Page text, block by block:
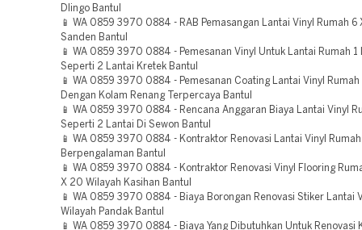
Dlingo Bantul
📱 WA 0859 3970 0884 - RAB Pemasangan Lantai Vinyl Rumah 6
Sanden Bantul
📱 WA 0859 3970 0884 - Pemesanan Vinyl Untuk Lantai Rumah 1
Seperti 2 Lantai Kretek Bantul
📱 WA 0859 3970 0884 - Pemesanan Coating Lantai Vinyl
Dengan Kolam Renang Terpercaya Bantul
📱 WA 0859 3970 0884 - Rencana Anggaran Biaya Lantai Vinyl
Seperti 2 Lantai Di Sewon Bantul
📱 WA 0859 3970 0884 - Kontraktor Renovasi Lantai Vinyl
Berpengalaman Bantul
📱 WA 0859 3970 0884 - Kontraktor Renovasi Vinyl Flooring
X 20 Wilayah Kasihan Bantul
📱 WA 0859 3970 0884 - Biaya Borongan Renovasi Stiker Lantai
Wilayah Pandak Bantul
📱 WA 0859 3970 0884 - Biaya Yang Dibutuhkan Untuk Renovasi